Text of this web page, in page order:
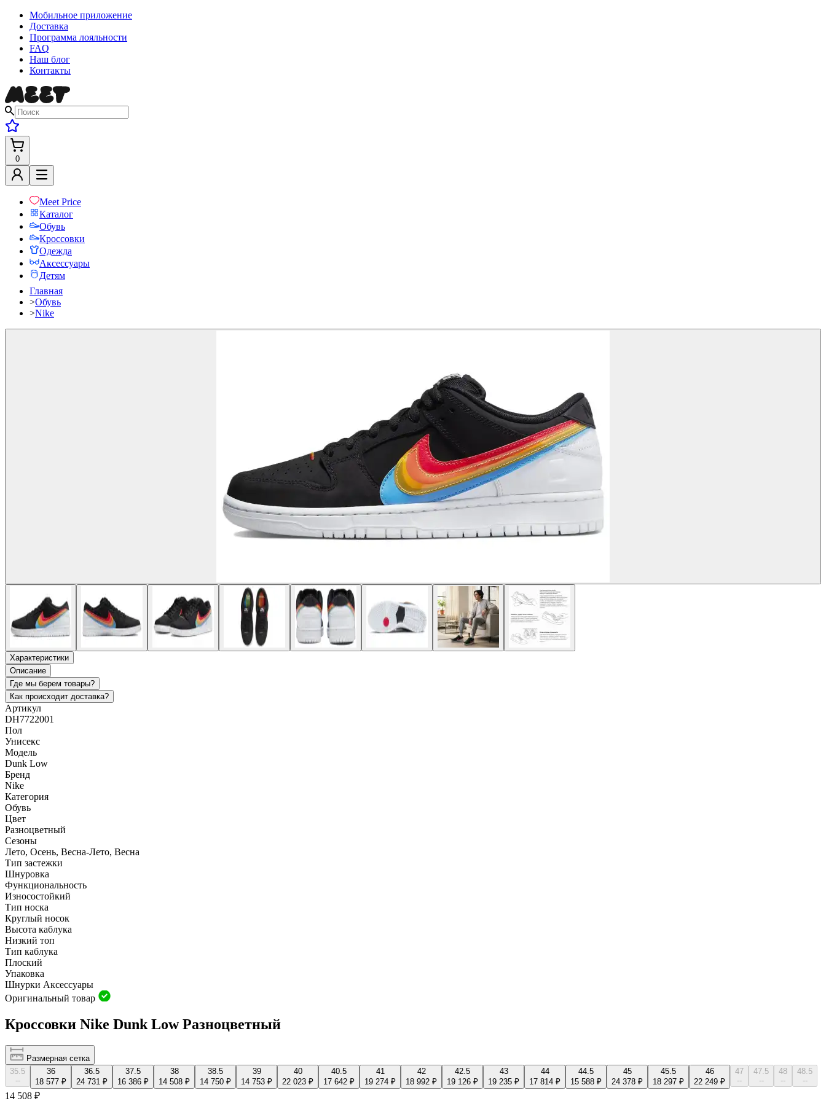
Мобильное приложение
Доставка
Программа лояльности
FAQ
Наш блог
Контакты
0
Meet Price
Каталог
Обувь
Кроссовки
Одежда
Аксессуары
Детям
Главная
>Обувь
>Nike
Характеристики
Описание
Где мы берем товары?
Как происходит доставка?
Артикул
DH7722001
Пол
Унисекс
Модель
Dunk Low
Бренд
Nike
Категория
Обувь
Цвет
Разноцветный
Сезоны
Лето, Осень, Весна-Лето, Весна
Тип застежки
Шнуровка
Функциональность
Износостойкий
Тип носка
Круглый носок
Высота каблука
Низкий топ
Тип каблука
Плоский
Упаковка
Шнурки Аксессуары
Оригинальный товар
Кроссовки Nike Dunk Low Разноцветный
Размерная сетка
35.5
--
36
18 577 ₽
36.5
24 731 ₽
37.5
16 386 ₽
38
14 508 ₽
38.5
14 750 ₽
39
14 753 ₽
40
22 023 ₽
40.5
17 642 ₽
41
19 274 ₽
42
18 992 ₽
42.5
19 126 ₽
43
19 235 ₽
44
17 814 ₽
44.5
15 588 ₽
45
24 378 ₽
45.5
18 297 ₽
46
22 249 ₽
47
--
47.5
--
48
--
48.5
--
14 508 ₽